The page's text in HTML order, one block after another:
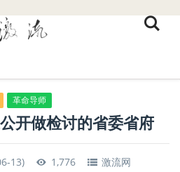
革命导师
开做检讨的省委省府
13) 1,776
激流网